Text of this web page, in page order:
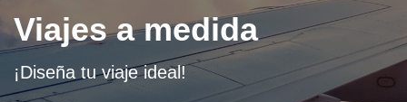
Viajes a medida
¡Diseña tu viaje ideal!